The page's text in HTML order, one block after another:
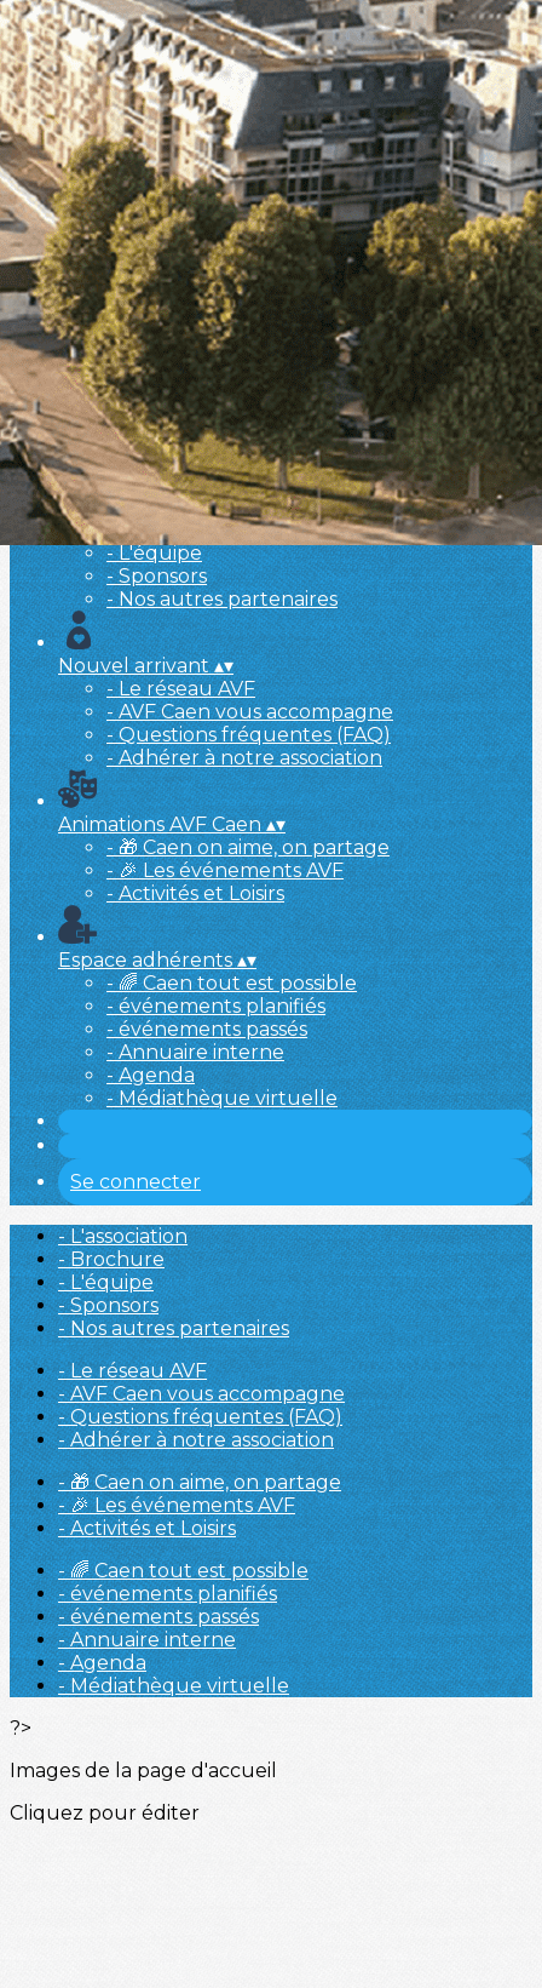
Exporter les lignes sélectionnées
Exporter toutes les colonnes
Exporter uniquement les colonnes affichées
Menu
<
>
- 🎁 Caen on aime, on partage
- 🎉 Les événements AVF
- Activités et Loisirs
Ajoutez un logo, un bouton, des réseaux sociaux
Cliquez pour éditer
L'association▴▾
- L'association
- Brochure
- L'équipe
- Sponsors
- Nos autres partenaires
Nouvel arrivant▴▾
- Le réseau AVF
- AVF Caen vous accompagne
- Questions fréquentes (FAQ)
- Adhérer à notre association
Animations AVF Caen▴▾
- 🎁 Caen on aime, on partage
- 🎉 Les événements AVF
- Activités et Loisirs
Espace adhérents▴▾
- 🌈 Caen tout est possible
- événements planifiés
- événements passés
- Annuaire interne
- Agenda
- Médiathèque virtuelle
Se connecter
- L'association
- Brochure
- L'équipe
- Sponsors
- Nos autres partenaires
- Le réseau AVF
- AVF Caen vous accompagne
- Questions fréquentes (FAQ)
- Adhérer à notre association
- 🎁 Caen on aime, on partage
- 🎉 Les événements AVF
- Activités et Loisirs
- 🌈 Caen tout est possible
- événements planifiés
- événements passés
- Annuaire interne
- Agenda
- Médiathèque virtuelle
?>
Images de la page d'accueil
Cliquez pour éditer